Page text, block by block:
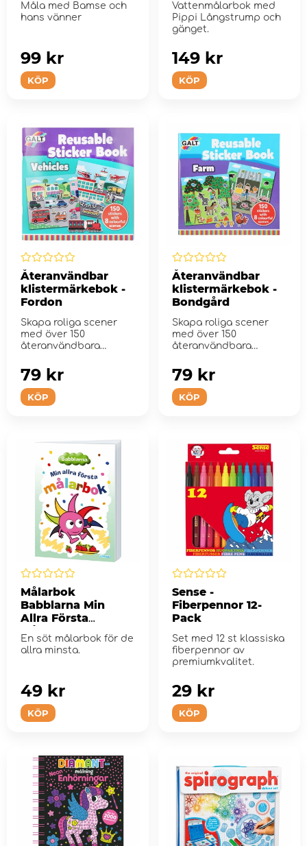
Måla med Bamse och
hans vänner
KÖP
99 kr
Vattenmålarbok med
Pippi Långstrump och
gänget.
KÖP
149 kr
Återanvändbar
klistermärkebok -
Fordon
Skapa roliga scener
med över 150
återanvändbara
KÖP
79 kr
Återanvändbar
klistermärkebok -
Bondgård
Skapa roliga scener
med över 150
återanvändbara
KÖP
79 kr
Målarbok
Babblarna Min
Allra Första
Målarbok
En söt målarbok för de
allra minsta.
KÖP
49 kr
Sense -
Fiberpennor 12-
Pack
Set med 12 st klassiska
fiberpennor av
premiumkvalitet.
KÖP
29 kr